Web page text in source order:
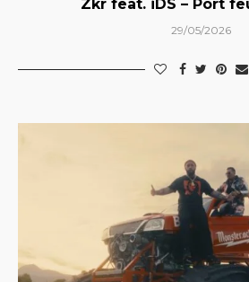
Zkr feat. iDS – Port
29/05/2026